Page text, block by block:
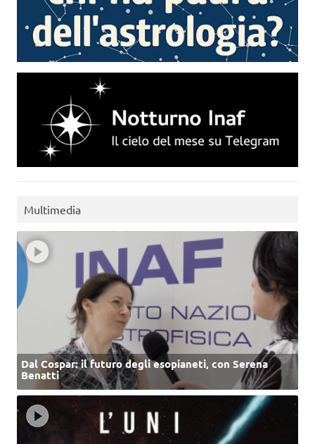
Multimedia
Dal Cospar: il futuro degli esopianeti, con Serena
Benatti